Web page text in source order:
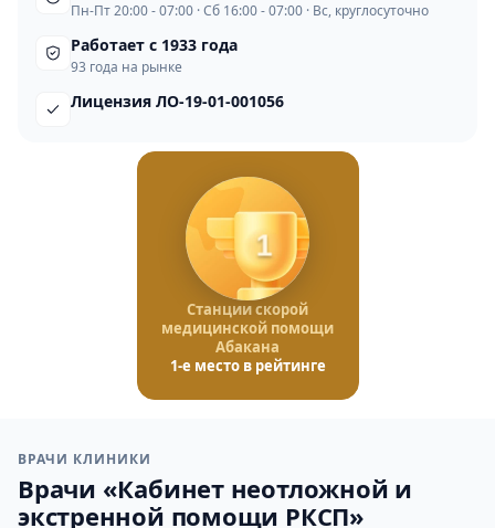
Пн-Пт 20:00 - 07:00 · Сб 16:00 - 07:00 · Вс, круглосуточно
Работает с 1933 года
93 года на рынке
Лицензия ЛО-19-01-001056
1
Станции скорой
медицинской помощи
Абакана
1-е место в рейтинге
ВРАЧИ КЛИНИКИ
Врачи «Кабинет неотложной и
экстренной помощи РКСП»